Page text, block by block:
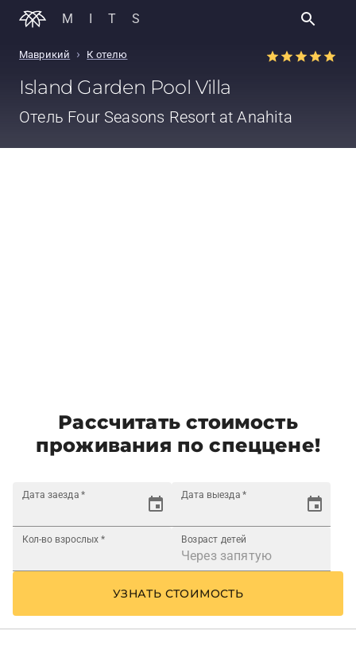
MITS
Маврикий › К отелю
Island Garden Pool Villa
Отель Four Seasons Resort at Anahita
Рассчитать стоимость
проживания по спеццене!
Дата заезда * Дата выезда *
Кол-во взрослых * Возраст детей
УЗНАТЬ СТОИМОСТЬ